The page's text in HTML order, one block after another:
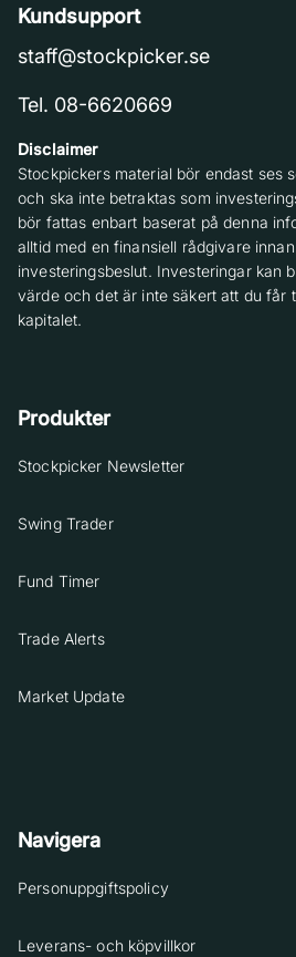
Kundsupport
staff@stockpicker.se
Tel. 08-6620669
Disclaimer
Stockpickers material bör endast ses
och ska inte betraktas som
bör fattas enbart baserat på denna
alltid med en finansiell rådgivare
investeringsbeslut. Investeringar kan
värde och det är inte säkert att du får
kapitalet.
Produkter
Stockpicker Newsletter
Swing Trader
Fund Timer
Trade Alerts
Market Update
Navigera
Personuppgiftspolicy
Leverans- och köpvillkor